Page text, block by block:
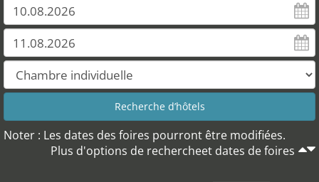
Noter : Les dates des foires pourront être modifiées.
Plus d'options de rechercheet dates de foires